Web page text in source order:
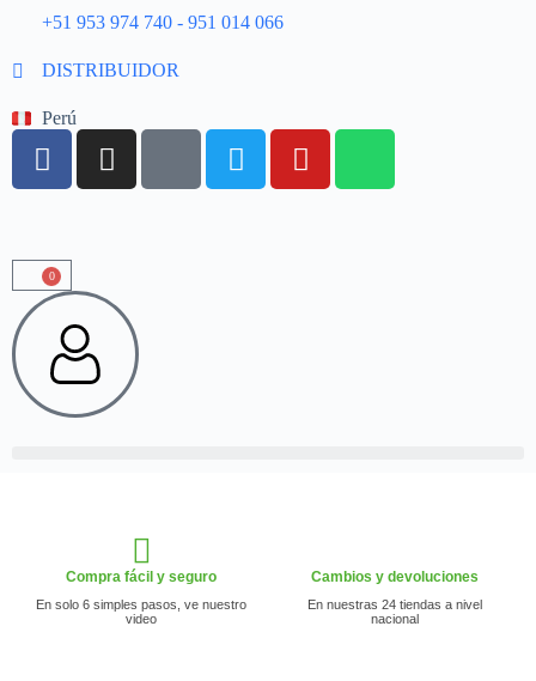
+51 953 974 740 - 951 014 066
DISTRIBUIDOR
Perú
0
Compra fácil y seguro
En solo 6 simples pasos, ve nuestro
video
Cambios y devoluciones
En nuestras 24 tiendas a nivel
nacional